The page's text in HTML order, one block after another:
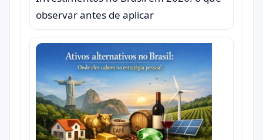
observar antes de aplicar